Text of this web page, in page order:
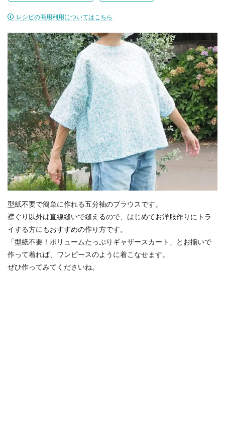
レシピの商用利用についてはこちら
型紙不要で簡単に作れる五分袖のブラウスです。
襟ぐり以外は直線縫いで縫えるので、はじめてお洋服作りにトラ
イする方にもおすすめの作り方です。
「型紙不要！ボリュームたっぷりギャザースカート」とお揃いで
作って着れば、ワンピースのように着こなせます。
ぜひ作ってみてくださいね。